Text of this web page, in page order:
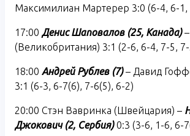
Максимилиан Мартерер 3:0 (6-4, 6-1,
17:00 Денис Шаповалов (25, Канада)
(Великобритания) 3:1 (2-6, 6-4, 7-5,
18:00 Андрей Рублев (7) – Давид
3:1 (6-3, 6-7(6), 7-6(5), 6-2)
20:00 Стэн Вавринка (Швейцария) –
Джокович (2, Сербия) 0:3 (3-6, 1-6, 6-